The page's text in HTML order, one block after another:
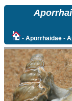
- Aporrhaidae -